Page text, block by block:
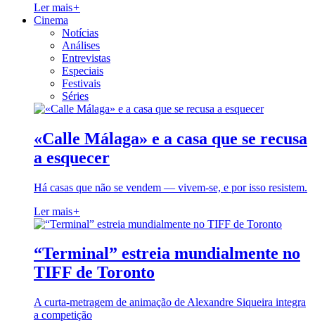
Ler mais+
Cinema
Notícias
Análises
Entrevistas
Especiais
Festivais
Séries
«Calle Málaga» e a casa que se recusa
a esquecer
Há casas que não se vendem — vivem-se, e por isso resistem.
Ler mais+
“Terminal” estreia mundialmente no
TIFF de Toronto
A curta-metragem de animação de Alexandre Siqueira integra
a competição